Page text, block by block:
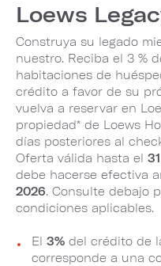
Loews
Construya su legado
nuestro. Reciba el 3 %
habitaciones de
crédito a favor de su
vuelva a reservar en
propiedad* de Loews
días posteriores al
Oferta válida hasta el
debe hacerse efectiva
2026. Consulte debajo
condiciones aplicables.
El 3% del crédito de
corresponde a una